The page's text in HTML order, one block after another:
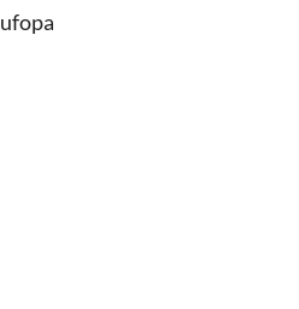
ufopa